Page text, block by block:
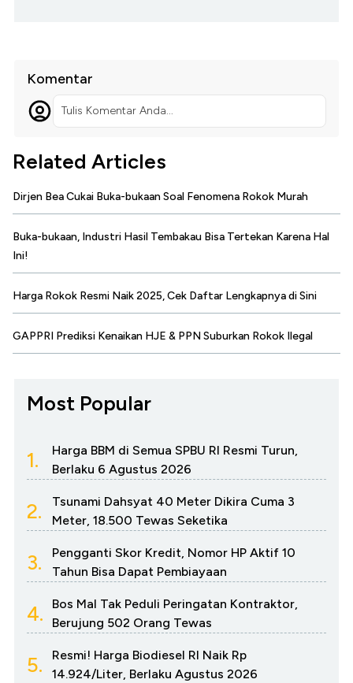
Komentar
Tulis Komentar Anda...
Related Articles
Dirjen Bea Cukai Buka-bukaan Soal Fenomena Rokok Murah
Buka-bukaan, Industri Hasil Tembakau Bisa Tertekan Karena Hal
Ini!
Harga Rokok Resmi Naik 2025, Cek Daftar Lengkapnya di Sini
GAPPRI Prediksi Kenaikan HJE & PPN Suburkan Rokok Ilegal
Most Popular
1.
Harga BBM di Semua SPBU RI Resmi Turun,
Berlaku 6 Agustus 2026
2.
Tsunami Dahsyat 40 Meter Dikira Cuma 3
Meter, 18.500 Tewas Seketika
3.
Pengganti Skor Kredit, Nomor HP Aktif 10
Tahun Bisa Dapat Pembiayaan
4.
Bos Mal Tak Peduli Peringatan Kontraktor,
Berujung 502 Orang Tewas
5.
Resmi! Harga Biodiesel RI Naik Rp
14.924/Liter, Berlaku Agustus 2026